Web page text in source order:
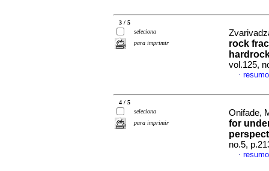
3 / 5
seleciona
para imprimir
rock
vol.125,
·
4 / 5
seleciona
para imprimir
Onifade,
for
no.5,
·